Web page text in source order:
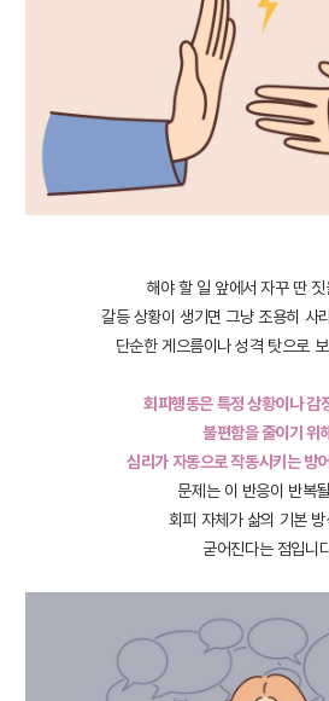
해야 할 일 앞에서 자꾸 딴 짓
갈등 상황이 생기면 그냥 조용히 사
단순한 게으름이나 성격 탓으로
회피행동은 특정 상황이나 감
불편함을 줄이기 위
심리가 자동으로 작동시키는 방
문제는 이 반응이 반복
회피 자체가 삶의 기본 방
굳어진다는 점입니